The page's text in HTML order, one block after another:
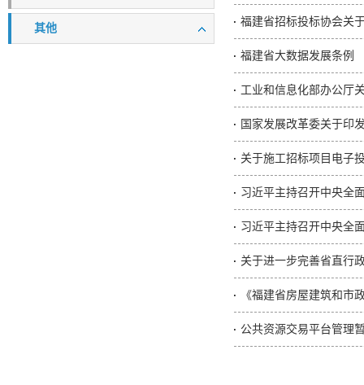
其他
福建省招标投标协会关
福建省大数据发展条例
工业和信息化部办公厅
国家发展改革委关于印
关于施工招标项目电子
习近平主持召开中央全
习近平主持召开中央全
关于进一步完善省直行
《福建省房屋建筑和市
公共资源交易平台管理